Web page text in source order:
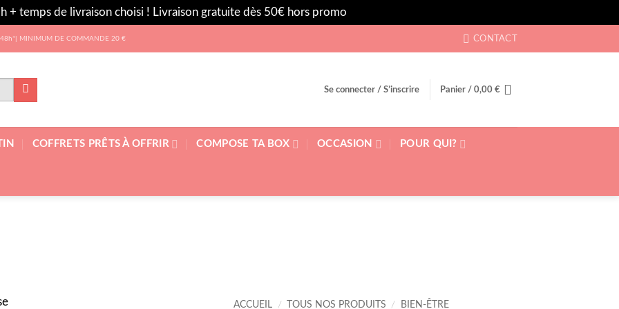
+ temps de livraison choisi ! Livraison gratuite dès 50€ hors promo
48h*| MINIMUM DE COMMANDE 20 € CONTACT
Se connecter / S’inscrire Panier / 0,00 €
COFFRETS PRÊTS À OFFRIR COMPOSE TA BOX OCCASION POUR QUI?
ACCUEIL / TOUS NOS PRODUITS / BIEN-ÊTRE